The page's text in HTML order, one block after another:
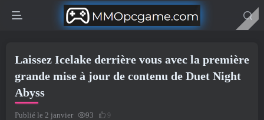
Laissez Icelake derrière vous avec la première
grande mise à jour de contenu de Duet Night
Abyss
Publié le 2 janvier 93 9